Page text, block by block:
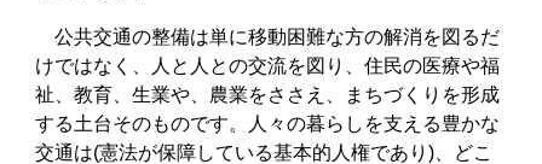
公共交通の整備は単に移動困難な方の解消を図るだ
けではなく、人と人との交流を図り、住民の医療や福
祉、教育、生業や、農業をささえ、まちづくりを形成
する土台そのものです。人々の暮らしを支える豊かな
交通は(憲法が保障している基本的人権であり)、どこ